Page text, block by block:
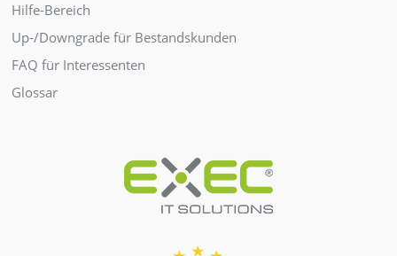
Hilfe-Bereich
Up-/Downgrade für Bestandskunden
FAQ für Interessenten
Glossar